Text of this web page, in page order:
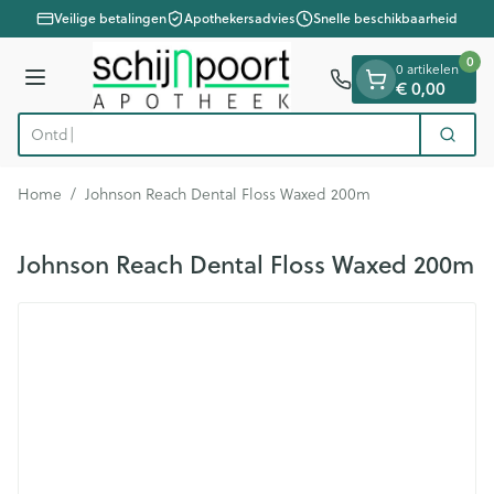
Ga naar de inhoud
1 van 1Veilige betalingen Apothekersadvies Snelle beschikbaarheid
Menu
Product, merk, categorie... Zoek
0 artikelen
€ 0,00
0
Home / Johnson Reach Dental Floss Waxed 200m
Johnson Reach Dental Floss Waxed 200m